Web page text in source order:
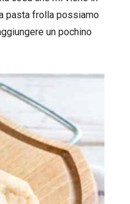
pasta frolla possiamo
un pochino